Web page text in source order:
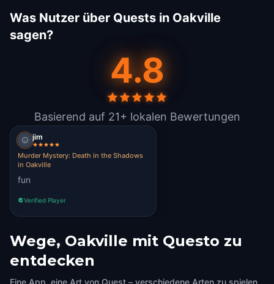
Was Nutzer über Quests in Oakville
sagen?
4.8
Basierend auf 21+ lokalen Bewertungen
jim
Murder Mystery: Death in the Shadows
in Oakville
fun
Verified Player
Wege, Oakville mit Questo zu
entdecken
Eine App, eine Art von Quest – verschiedene Arten zu spielen.